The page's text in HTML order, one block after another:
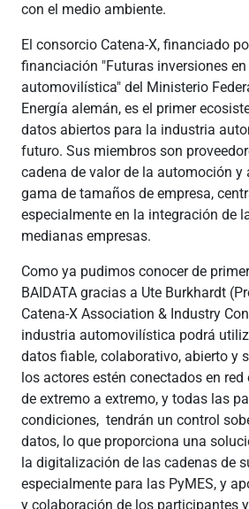
con el medio ambiente.
El consorcio Catena-X, financiado
financiación "Futuras inversiones
automovilística" del Ministerio
Energía alemán, es el primer
datos abiertos para la industria
futuro. Sus miembros son
cadena de valor de la automoción
gama de tamaños de empresa,
especialmente en la integración de
medianas empresas.
Como ya pudimos conocer de
BAIDATA gracias a Ute Burkhardt
Catena-X Association & Industry
industria automovilística podrá
datos fiable, colaborativo, abierto y
los actores estén conectados en
de extremo a extremo, y todas las
condiciones, tendrán un control
datos, lo que proporciona una
la digitalización de las cadenas de
especialmente para las PyMES, y
y colaboración de los participantes